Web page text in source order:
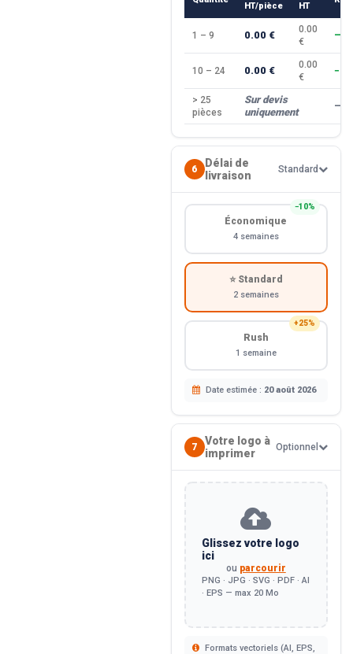
HT/pièce HT
1 – 9 0.00 €
0.00
€
—
10 – 24 0.00 €
0.00
€
> 25
pièces
Sur devis
uniquement
—
6
Délai de
livraison
Standard
−10%
Économique
4 semaines
⭐ Standard
2 semaines
+25%
Rush
1 semaine
Date estimée : 20 août 2026
7
Votre logo à
imprimer
Optionnel
Glissez votre logo
ici
ou parcourir
PNG · JPG · SVG · PDF · AI
· EPS — max 20 Mo
Formats vectoriels (AI, EPS,